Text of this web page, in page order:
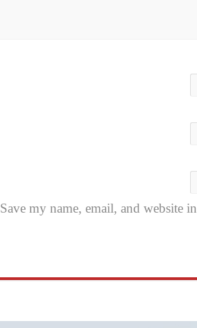
Save my name, email, and website